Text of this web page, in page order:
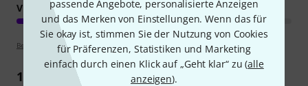
passende Angebote, personalisierte Anzeigen
und das Merken von Einstellungen. Wenn das für
Sie okay ist, stimmen Sie der Nutzung von Cookies
für Präferenzen, Statistiken und Marketing
einfach durch einen Klick auf „Geht klar“ zu (alle
anzeigen).
VERARBEITUNG
Bewertungsrichtlinien
10 Rezensionen